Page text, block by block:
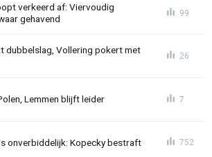
verkeerd af: Viervoudig
gehavend
99
dubbelslag, Vollering pokert met
26
Lemmen blijft leider 7
onverbiddelijk: Kopecky bestraft 752